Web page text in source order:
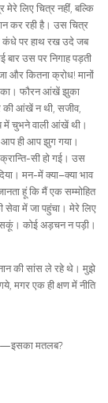
लिए चित्र नहीं, बल्कि
कर रही है। उस चित्र
पर हाथ रख उदे जब
बार उस पर निगाह पड़ती
और कितना क्रोध! मानों
फौरन आंखें झुका
की आंखें न थी, सजीव,
में चुभने वाली आंखें थी।
आप ही आप झुग गया।
सी हो गई। उस
मन-में क्या–क्या भाव
हूं कि मैं एक सम्मोहित
में जा पहुंचा। मेरे लिए
सकूं। कोई अड़चन न पड़ी।
की सांस ले रहे थे। मुझे
मगर एक ही क्षण में नीति
मतलब?